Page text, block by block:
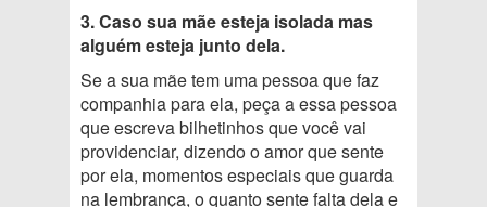
3. Caso sua mãe esteja isolada mas
alguém esteja junto dela.
Se a sua mãe tem uma pessoa que faz
companhia para ela, peça a essa pessoa
que escreva bilhetinhos que você vai
providenciar, dizendo o amor que sente
por ela, momentos especiais que guarda
na lembrança, o quanto sente falta dela e